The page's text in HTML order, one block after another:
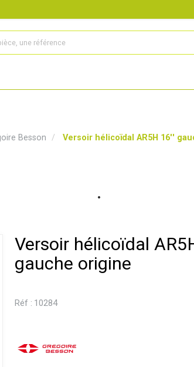
Besson Versoir hélicoïdal AR5H 16''
Versoir hélicoïdal
gauche origine
Réf : 10284